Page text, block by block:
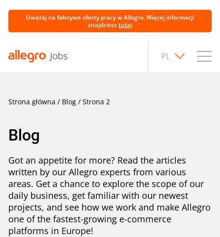
Uważaj na fałszywe oferty pracy w Allegro. Więcej informacji
znajdziesztutaj
PL
Strona główna / Blog/ Strona 2
Blog
Got an appetite for more? Read the articles
written by our Allegro experts from various
areas. Get a chance to explore the scope of our
daily business, get familiar with our newest
projects, and see how we work and make Allegro
one of the fastest-growing e-commerce
platforms in Europe!